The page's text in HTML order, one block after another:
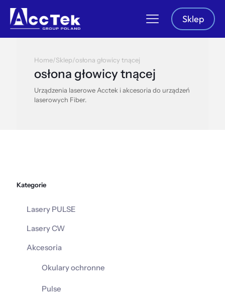
Sklep
Home/Sklep/osłona głowicy tnącej
osłona głowicy tnącej
Urządzenia laserowe Acctek i akcesoria do urządzeń
laserowych Fiber.
Kategorie
Lasery PULSE
Lasery CW
Akcesoria
Okulary ochronne
Pulse